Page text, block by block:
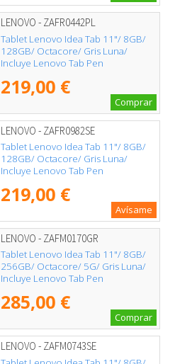
LENOVO - ZAFR0442PL
Tablet Lenovo Idea Tab 11"/ 8GB/
128GB/ Octacore/ Gris Luna/
Incluye Lenovo Tab Pen
219,00 €
Comprar
LENOVO - ZAFR0982SE
Tablet Lenovo Idea Tab 11"/ 8GB/
128GB/ Octacore/ Gris Luna/
Incluye Lenovo Tab Pen
219,00 €
Avísame
LENOVO - ZAFM0170GR
Tablet Lenovo Idea Tab 11"/ 8GB/
256GB/ Octacore/ 5G/ Gris Luna/
Incluye Lenovo Tab Pen
285,00 €
Comprar
LENOVO - ZAFM0743SE